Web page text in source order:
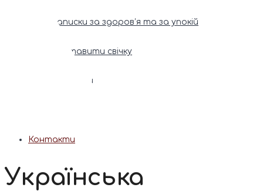
Записки за здоров’я та за упокій
Поставити свічку
Молитви
Контакти
Українська